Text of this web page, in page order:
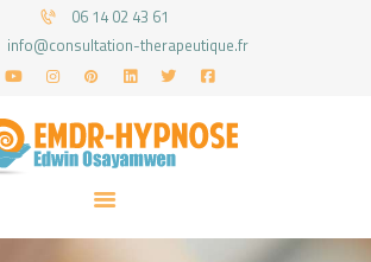
06 14 02 43 61
info@consultation-therapeutique.fr